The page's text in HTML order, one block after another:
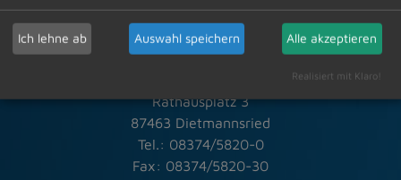
Schneller Kontakt bei allen Fragen
Rathausplatz 3
87463 Dietmannsried
Tel.: 08374/5820-0
Fax: 08374/5820-30
Ich lehne ab Auswahl speichern Alle akzeptieren
Realisiert mit Klaro!